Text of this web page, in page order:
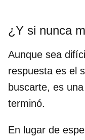
¿Y si nunca
Aunque sea
respuesta es el
buscarte, es
terminó.
En lugar de